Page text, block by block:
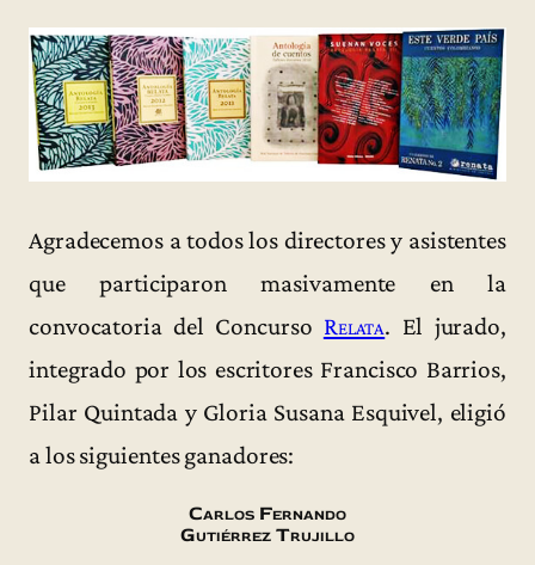
Agradecemos a todos los directores y asistentes
que participaron masivamente en la
convocatoria del Concurso Relata. El jurado,
integrado por los escritores Francisco Barrios,
Pilar Quintada y Gloria Susana Esquivel, eligió
a los siguientes ganadores:
Carlos Fernando
Gutiérrez Trujillo